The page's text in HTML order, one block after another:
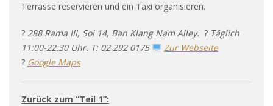
Terrasse reservieren und ein Taxi organisieren.
? 288 Rama III, Soi 14, Ban Klang Nam Alley. ? Täglich
11:00-22:30 Uhr. T: 02 292 0175
Zur Webseite
? Google Maps
Zurück zum “Teil 1”: